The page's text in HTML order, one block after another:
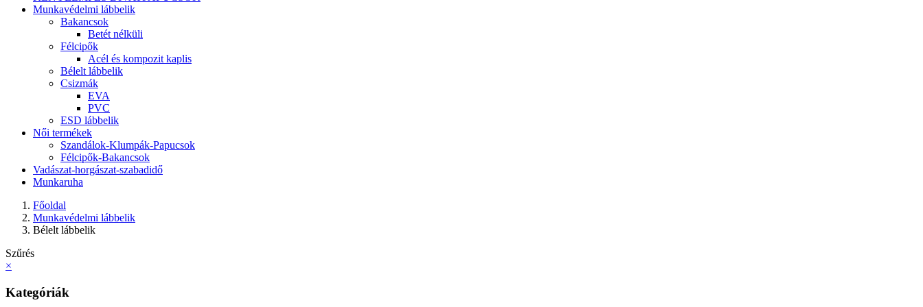
Munkavédelmi lábbelik
Bakancsok
Betét nélküli
Félcipők
Acél és kompozit kaplis
Bélelt lábbelik
Csizmák
EVA
PVC
ESD lábbelik
Női termékek
Szandálok-Klumpák-Papucsok
Félcipők-Bakancsok
Vadászat-horgászat-szabadidő
Munkaruha
Főoldal
Munkavédelmi lábbelik
Bélelt lábbelik
Szűrés
×
Kategóriák